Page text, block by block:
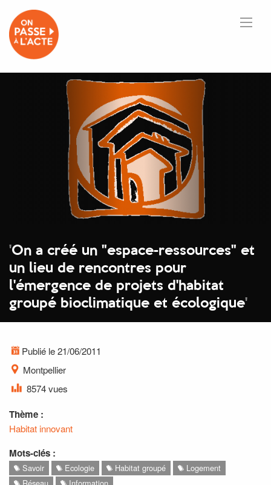
'On a créé un "espace-ressources" et
un lieu de rencontres pour
l'émergence de projets d'habitat
groupé bioclimatique et écologique'
Publié le 21/06/2011
Montpellier
8574 vues
Thème :
Habitat innovant
Mots-clés :
Savoir Ecologie Habitat groupé
Logement